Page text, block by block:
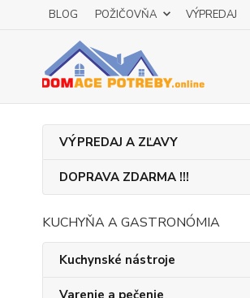
BLOG POŽIČOVŇA VÝPREDAJ
VÝPREDAJ A ZĽAVY
DOPRAVA ZDARMA !!!
KUCHYŇA A GASTRONÓMIA
Kuchynské nástroje
Varenie a pečenie